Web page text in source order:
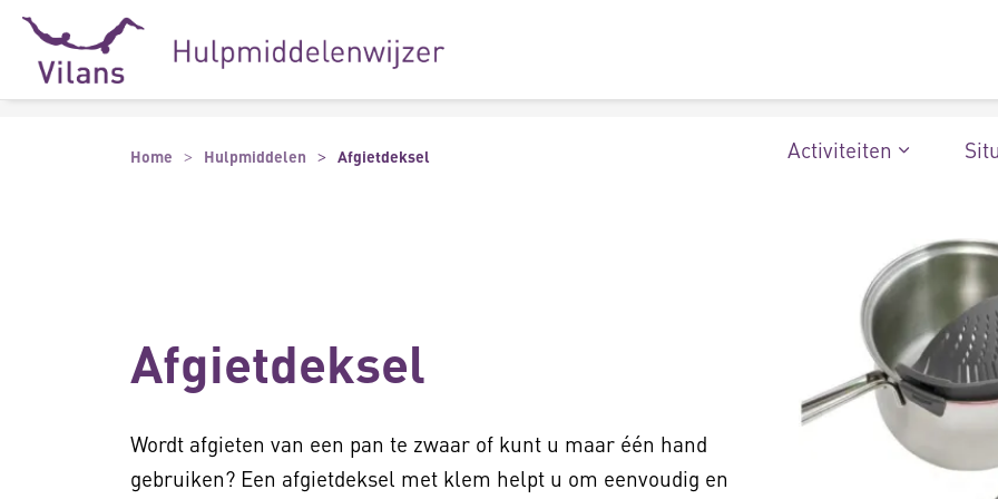
Naar hoofdinhoud
Naar footer
Activiteiten
Home Hulpmiddelen Afgietdeksel
Afgietdeksel
Wordt afgieten van een pan te zwaar of kunt u maar één hand
gebruiken? Een afgietdeksel met klem helpt u om eenvoudig en